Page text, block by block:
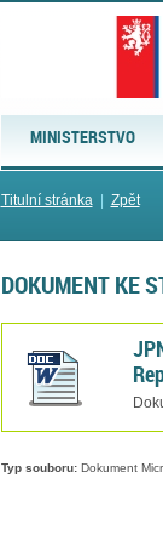
MINISTERSTVO
Titulní stránka| Zpět
DOKUMENT KE
Typ souboru:Dokument